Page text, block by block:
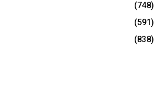
(748)
(591)
(838)